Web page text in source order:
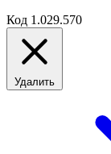
Код 1.029.570
Удалить